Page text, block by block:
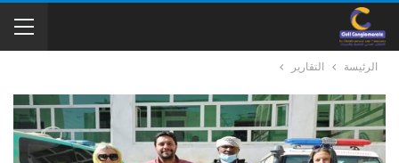
الرئيسة التقارير